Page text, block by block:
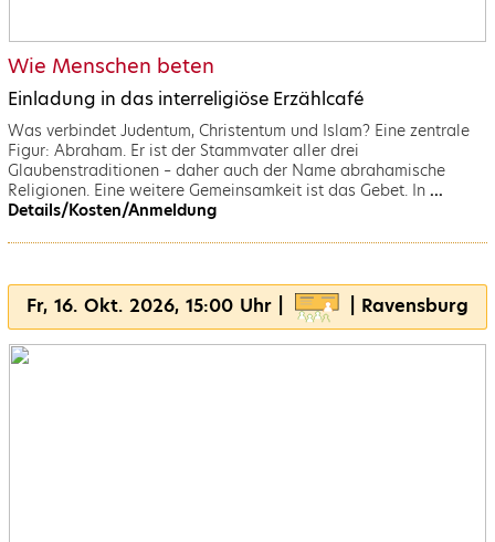
Wie Menschen beten
Einladung in das interreligiöse Erzählcafé
Was verbindet Judentum, Christentum und Islam? Eine zentrale
Figur: Abraham. Er ist der Stammvater aller drei
Glaubenstraditionen – daher auch der Name abrahamische
Religionen. Eine weitere Gemeinsamkeit ist das Gebet. In...
Details/Kosten/Anmeldung
Fr, 16. Okt. 2026, 15:00 Uhr | | Ravensburg